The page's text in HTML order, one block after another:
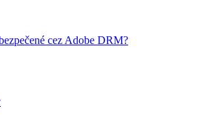
cez Adobe DRM?